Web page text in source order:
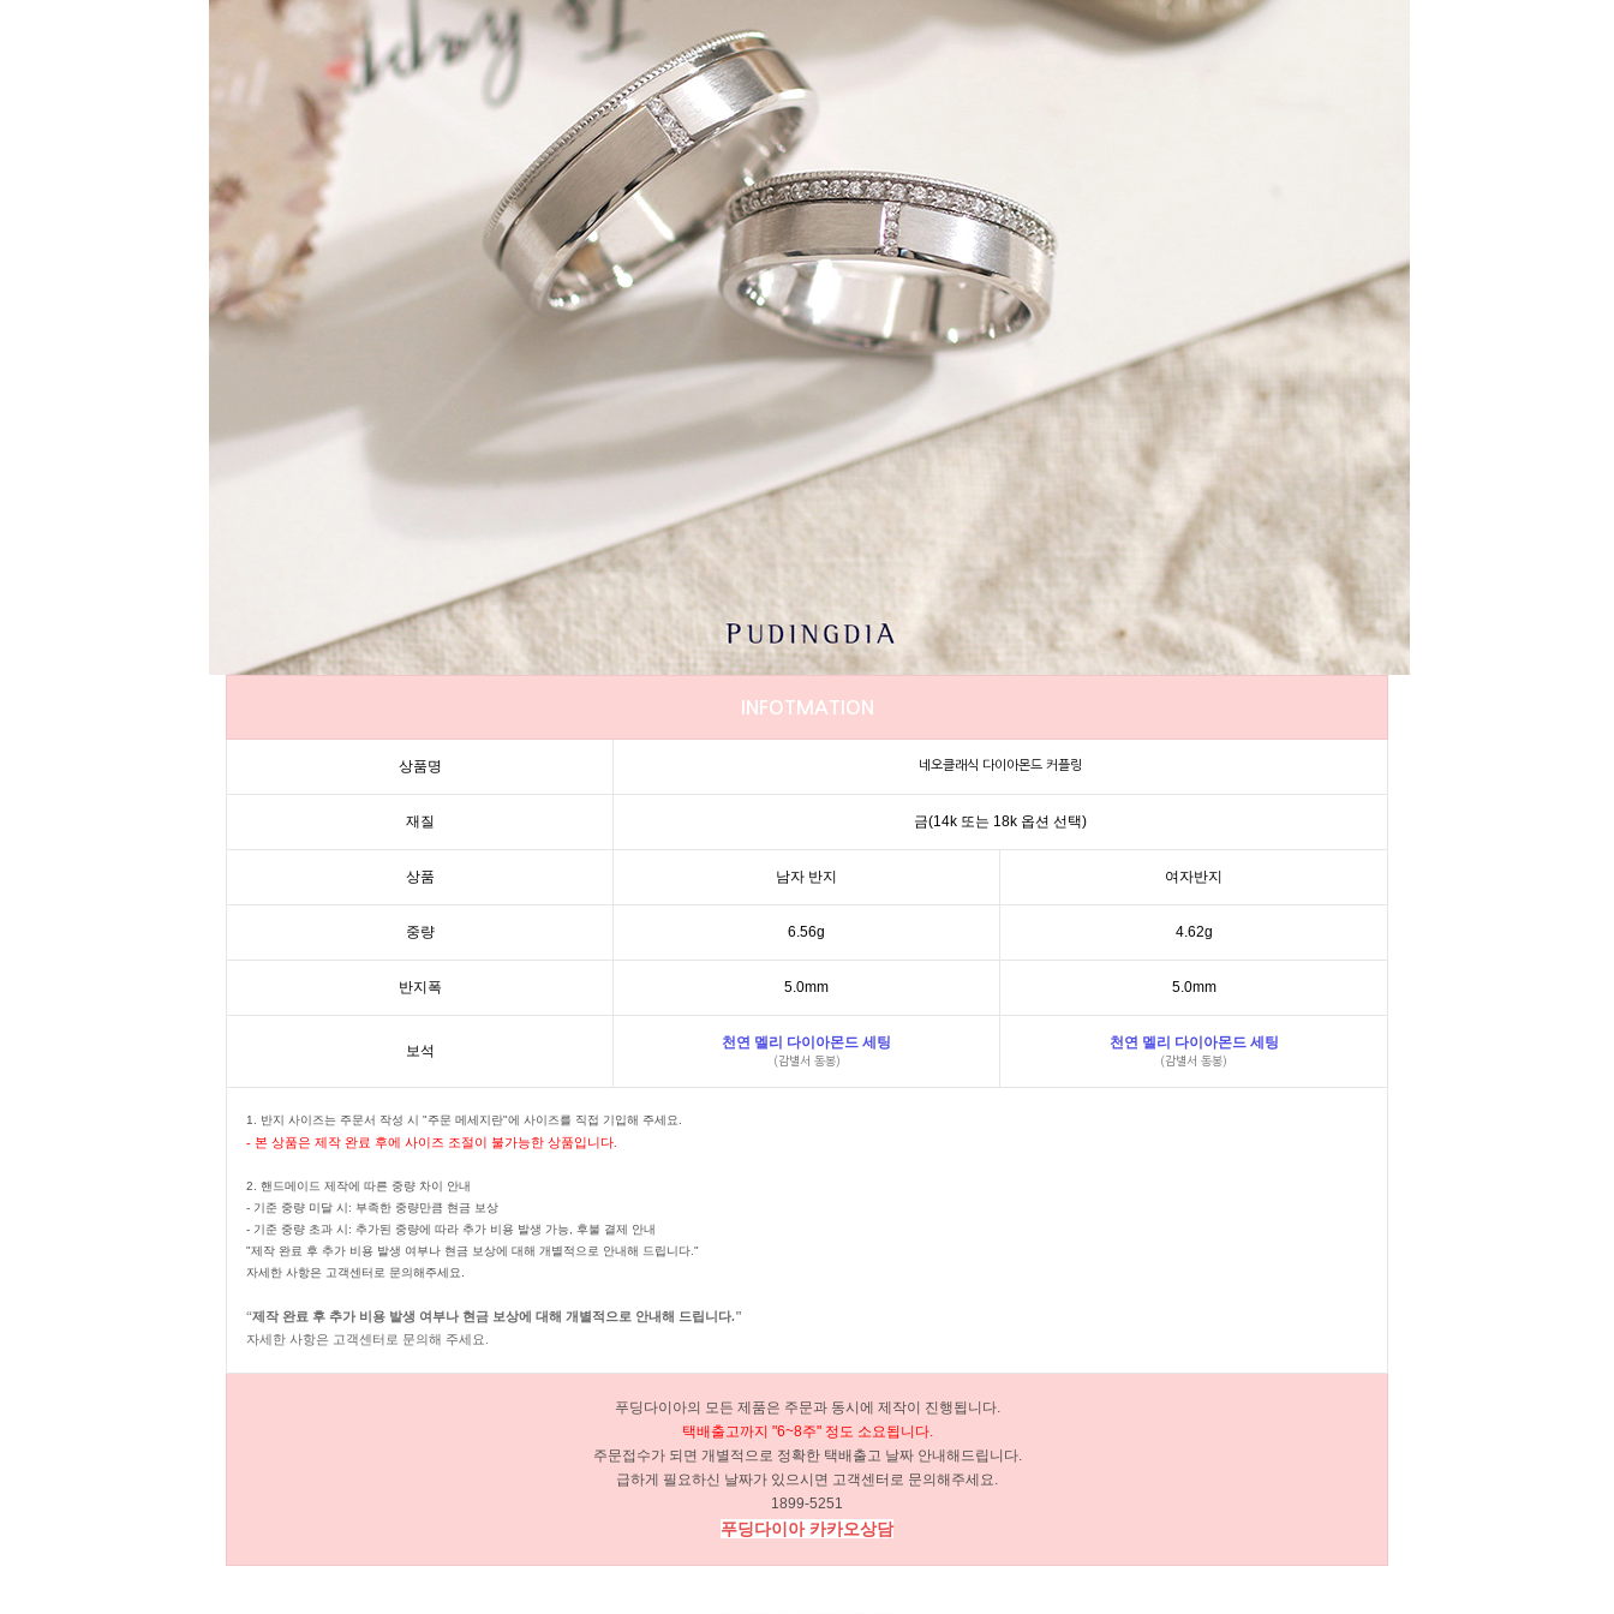
INFOTMATION
상품명 네오클래식 다이아몬드 커플링
재질 금(14k 또는 18k 옵션 선택)
상품 남자 반지 여자반지
중량 6.56g 4.62g
반지폭 5.0mm 5.0mm
보석 천연 멜리 다이아몬드 세팅
(감별서 동봉)
천연 멜리 다이아몬드 세팅
(감별서 동봉)
1. 반지 사이즈는 주문서 작성 시 "주문 메세지란"에 사이즈를 직접 기입해 주세요.
- 본 상품은 제작 완료 후에 사이즈 조절이 불가능한 상품입니다.
2. 핸드메이드 제작에 따른 중량 차이 안내
- 기준 중량 미달 시: 부족한 중량만큼 현금 보상
- 기준 중량 초과 시: 추가된 중량에 따라 추가 비용 발생 가능, 후불 결제 안내
"제작 완료 후 추가 비용 발생 여부나 현금 보상에 대해 개별적으로 안내해 드립니다."
자세한 사항은 고객센터로 문의해주세요.
“제작 완료 후 추가 비용 발생 여부나 현금 보상에 대해 개별적으로 안내해 드립니다."
자세한 사항은 고객센터로 문의해 주세요.
푸딩다이아의 모든 제품은 주문과 동시에 제작이 진행됩니다.
택배출고까지 "6~8주" 정도 소요됩니다.
주문접수가 되면 개별적으로 정확한 택배출고 날짜 안내해드립니다.
급하게 필요하신 날짜가 있으시면 고객센터로 문의해주세요.
1899-5251
푸딩다이아 카카오상담